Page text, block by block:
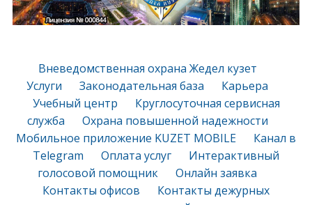
Вневедомственная охрана Жедел кузет
Услуги
Законодательная база
Карьера
Учебный центр
Круглосуточная сервисная
служба
Охрана повышенной надежности
Мобильное приложение KUZET MOBILE
Канал в
Telegram
Оплата услуг
Интерактивный
голосовой помощник
Онлайн заявка
Контакты офисов
Контакты дежурных